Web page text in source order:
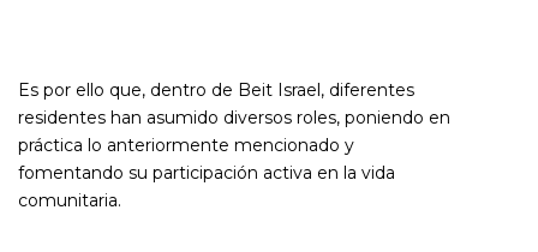
Es por ello que, dentro de Beit Israel, diferentes
residentes han asumido diversos roles, poniendo en
práctica lo anteriormente mencionado y
fomentando su participación activa en la vida
comunitaria.